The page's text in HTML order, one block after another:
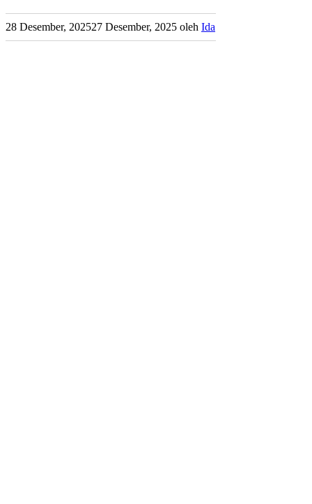
28 Desember, 202527 Desember, 2025 oleh Ida